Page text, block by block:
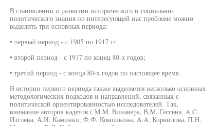
В становлении и развитии исторического и социально-
политического знания по интересующей нас проблеме можно
выделить три основных периода:
• первый период - с 1905 по 1917 гг.
• второй период - с 1917 по конец 80-х годов;
• третий период - с конца 80-х годов по настоящее время.
В истории первого периода также выделяется несколько основных
методологических подходов и направлений, связанных с
политической ориентированностью исследователей. Так,
внимание авторов кадетов ( М.М. Винавера, В.М. Гессена, A.C.
Изгоева, А.И. Каминки, Ф.Ф. Кокошкина, A.A. Корнилова, П.Н.